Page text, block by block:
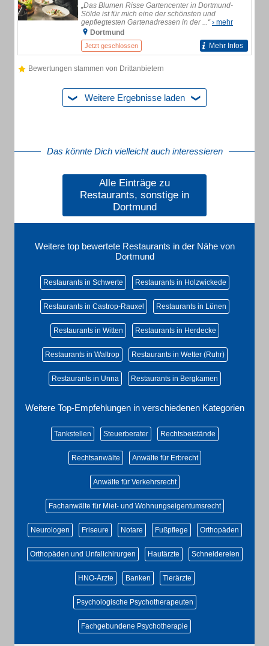
„Das Blumen Risse Gartencenter in Dortmund-
Sölde ist für mich eine der schönsten und
gepflegtesten Gartenadressen in der ...“› mehr
Dortmund
Jetzt geschlossen Mehr Infos
Bewertungen stammen von Drittanbietern
Weitere Ergebnisse laden
Das könnte Dich vielleicht auch interessieren
Alle Einträge zu
Restaurants, sonstige in
Dortmund
Weitere top bewertete Restaurants in der Nähe von
Dortmund
Restaurants in Schwerte Restaurants in Holzwickede
Restaurants in Castrop-Rauxel Restaurants in Lünen
Restaurants in Witten Restaurants in Herdecke
Restaurants in Waltrop Restaurants in Wetter (Ruhr)
Restaurants in Unna Restaurants in Bergkamen
Weitere Top-Empfehlungen in verschiedenen Kategorien
Tankstellen Steuerberater Rechtsbeistände
Rechtsanwälte Anwälte für Erbrecht
Anwälte für Verkehrsrecht
Fachanwälte für Miet- und Wohnungseigentumsrecht
Neurologen Friseure Notare Fußpflege Orthopäden
Orthopäden und Unfallchirurgen Hautärzte Schneidereien
HNO-Ärzte Banken Tierärzte
Psychologische Psychotherapeuten
Fachgebundene Psychotherapie